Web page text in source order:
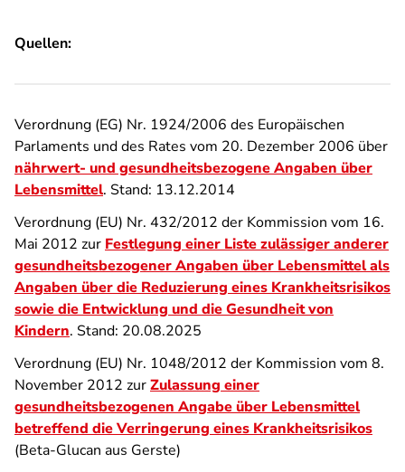
Quellen:
Verordnung (EG) Nr. 1924/2006 des Europäischen
Parlaments und des Rates vom 20. Dezember 2006 über
nährwert- und gesundheitsbezogene Angaben über
Lebensmittel. Stand: 13.12.2014
Verordnung (EU) Nr. 432/2012 der Kommission vom 16.
Mai 2012 zur Festlegung einer Liste zulässiger anderer
gesundheitsbezogener Angaben über Lebensmittel als
Angaben über die Reduzierung eines Krankheitsrisikos
sowie die Entwicklung und die Gesundheit von
Kindern. Stand: 20.08.2025
Verordnung (EU) Nr. 1048/2012 der Kommission vom 8.
November 2012 zurZulassung einer
gesundheitsbezogenen Angabe über Lebensmittel
betreffend die Verringerung eines Krankheitsrisikos
(Beta-Glucan aus Gerste)